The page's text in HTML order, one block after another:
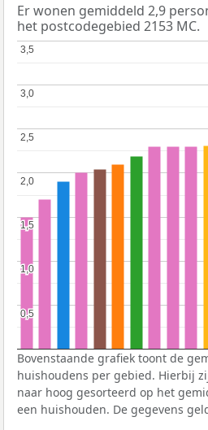
Er wonen gemiddeld 2,9
het postcodegebied 2153 MC.
0,5
0,5
1,0
1,0
1,5
1,5
2,0
2,0
2,5
2,5
3,0
3,0
3,5
3,5
Bovenstaande grafiek toont de
huishoudens per gebied. Hierbij
naar hoog gesorteerd op het
een huishouden. De gegevens